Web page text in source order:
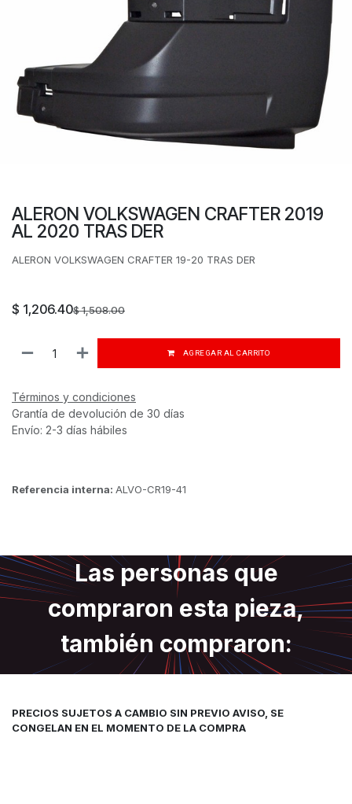
ALERON VOLKSWAGEN CRAFTER 2019
AL 2020 TRAS DER
ALERON VOLKSWAGEN CRAFTER 19-20 TRAS DER
$ 1,206.40$1,508.00
AGREGAR AL CARRITO
Términos y condiciones
Grantía de devolución de 30 días
Envío: 2-3 días hábiles
Referencia interna: ALVO-CR19-41
Las personas que
compraron esta pieza,
también compraron:
PRECIOS SUJETOS A CAMBIO SIN PREVIO AVISO, SE
CONGELAN EN EL MOMENTO DE LA COMPRA